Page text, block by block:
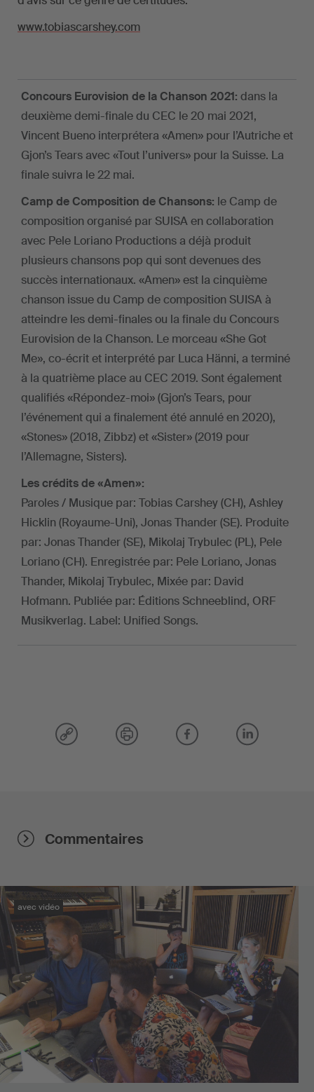
www.tobiascarshey.com
Concours Eurovision de la Chanson 2021: dans la
deuxième demi-finale du CEC le 20 mai 2021,
Vincent Bueno interprétera «Amen» pour l’Autriche et
Gjon’s Tears avec «Tout l’univers» pour la Suisse. La
finale suivra le 22 mai.
Camp de Composition de Chansons: le Camp de
composition organisé par SUISA en collaboration
avec Pele Loriano Productions a déjà produit
plusieurs chansons pop qui sont devenues des
succès internationaux. «Amen» est la cinquième
chanson issue du Camp de composition SUISA à
atteindre les demi-finales ou la finale du Concours
Eurovision de la Chanson. Le morceau «She Got
Me», co-écrit et interprété par Luca Hänni, a terminé
à la quatrième place au CEC 2019. Sont également
qualifiés «Répondez-moi» (Gjon’s Tears, pour
l’événement qui a finalement été annulé en 2020),
«Stones» (2018, Zibbz) et «Sister» (2019 pour
l’Allemagne, Sisters).
Les crédits de «Amen»:
Paroles / Musique par: Tobias Carshey (CH), Ashley
Hicklin (Royaume-Uni), Jonas Thander (SE). Produite
par: Jonas Thander (SE), Mikolaj Trybulec (PL), Pele
Loriano (CH). Enregistrée par: Pele Loriano, Jonas
Thander, Mikolaj Trybulec, Mixée par: David
Hofmann. Publiée par: Éditions Schneeblind, ORF
Musikverlag. Label: Unified Songs.
Commentaires
avec vidéo